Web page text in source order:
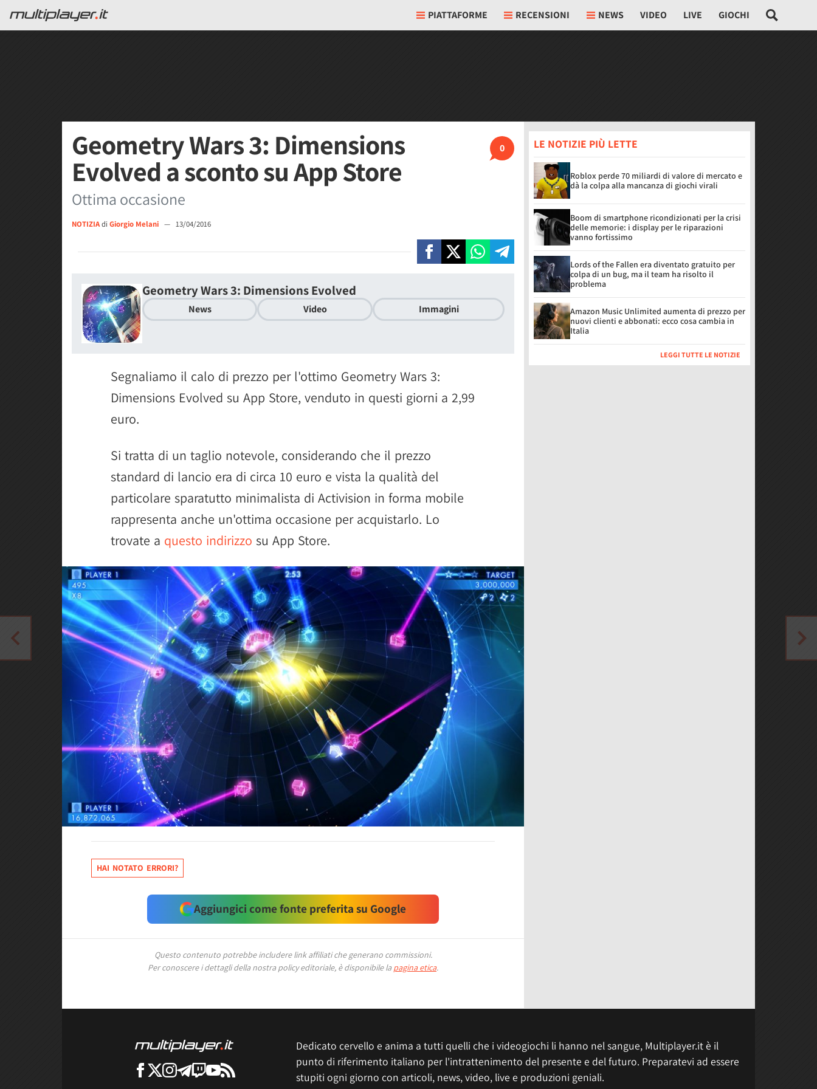
PIATTAFORME RECENSIONI NEWS VIDEO LIVE GIOCHI
0
Geometry Wars 3: Dimensions
Evolved a sconto su App Store
Ottima occasione
NOTIZIAdi Giorgio Melani — 13/04/2016
Geometry Wars 3: Dimensions Evolved
News Video Immagini
Segnaliamo il calo di prezzo per l'ottimo Geometry Wars 3:
Dimensions Evolved su App Store, venduto in questi giorni a 2,99
euro.
Si tratta di un taglio notevole, considerando che il prezzo
standard di lancio era di circa 10 euro e vista la qualità del
particolare sparatutto minimalista di Activision in forma mobile
rappresenta anche un'ottima occasione per acquistarlo. Lo
trovate a questo indirizzo su App Store.
HAI NOTATO ERRORI?
Aggiungici come fonte preferita su Google
Questo contenuto potrebbe includere link affiliati che generano commissioni.
Per conoscere i dettagli della nostra policy editoriale, è disponibile la pagina etica.
LE NOTIZIE PIÙ LETTE
Roblox perde 70 miliardi di valore di mercato e
dà la colpa alla mancanza di giochi virali
Boom di smartphone ricondizionati per la crisi
delle memorie: i display per le riparazioni
vanno fortissimo
Lords of the Fallen era diventato gratuito per
colpa di un bug, ma il team ha risolto il
problema
Amazon Music Unlimited aumenta di prezzo per
nuovi clienti e abbonati: ecco cosa cambia in
Italia
LEGGI TUTTE LE NOTIZIE
Dedicato cervello e anima a tutti quelli che i videogiochi li hanno nel sangue, Multiplayer.it è il
punto di riferimento italiano per l'intrattenimento del presente e del futuro. Preparatevi ad essere
stupiti ogni giorno con articoli, news, video, live e produzioni geniali.